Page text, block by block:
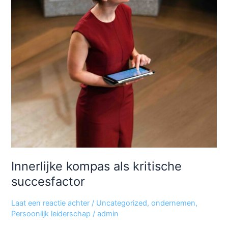
Innerlijke kompas als kritische
succesfactor
Laat een reactie achter / Uncategorized,ondernemen,
Persoonlijk leiderschap /admin